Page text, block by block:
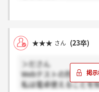
★★★ さん (23卒)
＞ださん
Webテストの形式は
私は電卓使えることを